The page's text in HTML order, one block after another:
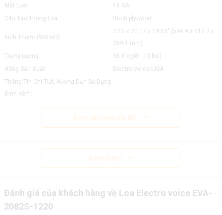
Mặt Lưới:
16 GA
Cấu Tạo Thùng Loa:
Birch plywood
Kích Thước (WxHxD):
23.5 x 20.17 x 14.53" (596.9 x 512.2 x
369.1 mm)
Trọng Lượng:
36.8 kg(81.13 lbs)
Hãng Sản Xuất:
Electro-Voice/USA
Thông Tin Chi Tiết, Hướng Dẫn Sử Dụng
Đính Kèm:
Xem cấu hình chi tiết
Xem thêm
Đánh giá của khách hàng về Loa Electro voice EVA-
2082S-1220